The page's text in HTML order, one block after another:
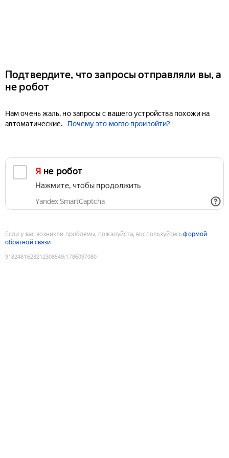
Подтвердите, что запросы отправляли вы, а
не робот
Нам очень жаль, но запросы с вашего устройства похожи на
автоматические.
Почему это могло произойти?
Я не робот
Нажмите, чтобы продолжить
Yandex SmartCaptcha
Если у вас возникли проблемы, пожалуйста, воспользуйтесьформой
обратной связи
9182481623212308549:1786097080